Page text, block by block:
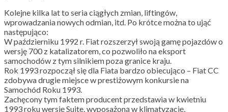
Kolejne kilka lat to seria ciągłych zmian, liftingów,
wprowadzania nowych odmian, itd. Po krótce można to ująć
następująco:
W październiku 1992 r. Fiat rozszerzył swoją gamę pojazdów o
wersję 700 z katalizatorem, co pozwoliło na eksport
samochodów z tym silnikiem poza granice kraju.
Rok 1993 rozpoczął się dla Fiata bardzo obiecująco – Fiat CC
zdobywa drugie miejsce w prestiżowym konkursie na
Samochód Roku 1993.
Zachęcony tym faktem producent przedstawia w kwietniu
1993 roku wersję Suite, wyposażoną w klimatyzację,